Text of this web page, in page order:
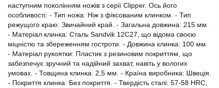
наступним поколінням ножів з серії Clipper. Ось його
особливості: - Тип ножа: Ніж з фіксованим клинком. - Тип
режущого краю: Звичайний край. - Загальна довжина: 215 мм.
- Матеріал клинка: Сталь Sandvik 12C27, що відома своєю
міцністю та збереженням гостроти. - Довжина клинка: 100 мм.
- Матеріал рукоятки: Пластик з резиновим покриттям, що
забезпечує зручний та надійний захват, навіть у вологих
умовах. - Товщина клинка: 2,5 мм. - Країна виробника: Швеція.
- Покриття клинка: Без покриття. - Твердість сталі: 57-58 HRC,